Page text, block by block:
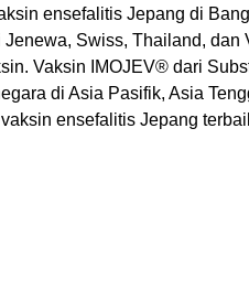
ensefalitis Jepang di
Swiss, Thailand, dan
Vaksin IMOJEV® dari
di Asia Pasifik, Asia
ensefalitis Jepang